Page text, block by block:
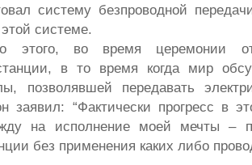
систему безпроводной
системе.
этого, во время церемонии
в то время когда мир
позволявшей передавать
заявил: “Фактически прогресс в
на исполнение моей мечты –
без применения каких либо